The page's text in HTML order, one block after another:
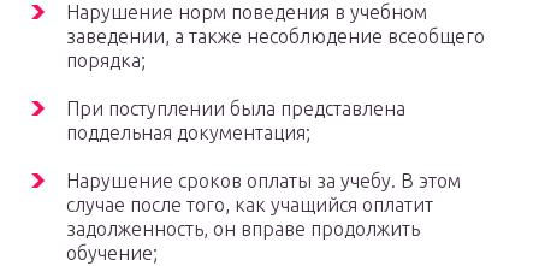
Нарушение норм поведения в учебном
заведении, а также несоблюдение всеобщего
порядка;
При поступлении была представлена
поддельная документация;
Нарушение сроков оплаты за учебу. В этом
случае после того, как учащийся оплатит
задолженность, он вправе продолжить
обучение;